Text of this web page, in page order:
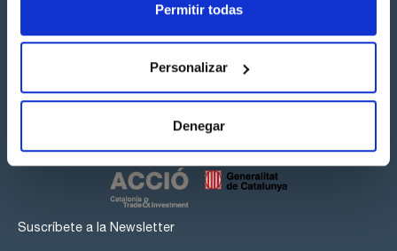
Permitir todas
Personalizar
Denegar
Suscríbete a la Newsletter